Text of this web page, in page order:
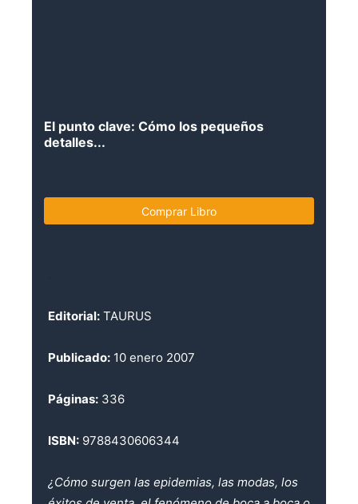
El punto clave: Cómo los pequeños
detalles...
Comprar Libro
Editorial: TAURUS
Publicado: 10 enero 2007
Páginas: 336
ISBN: 9788430606344
¿Cómo surgen las epidemias, las modas, los